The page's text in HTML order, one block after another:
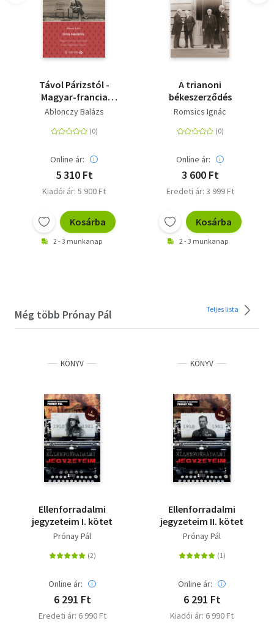
a teljes eredeti szöveggel, jegyzetekkel és gazdag
képanyaggal kiegészítve.
Távol Párizstól -
Magyar-francia
viszony(ok) a két
Ablonczy Balázs
Online ár:
5 310 Ft
Kiadói ár: 5 900 Ft
Kosárba
2 - 3 munkanap
A trianoni
békeszerződés
Romsics Ignác
Online ár:
3 600 Ft
Eredeti ár: 3 999 Ft
Kosárba
2 - 3 munkanap
Még több Prónay Pál Teljes lista
KÖNYV
Ellenforradalmi
jegyzeteim I. kötet
Prónay Pál
Online ár:
6 291 Ft
Eredeti ár: 6 990 Ft
KÖNYV
Ellenforradalmi
jegyzeteim II. kötet
Prónay Pál
Online ár:
6 291 Ft
Kiadói ár: 6 990 Ft